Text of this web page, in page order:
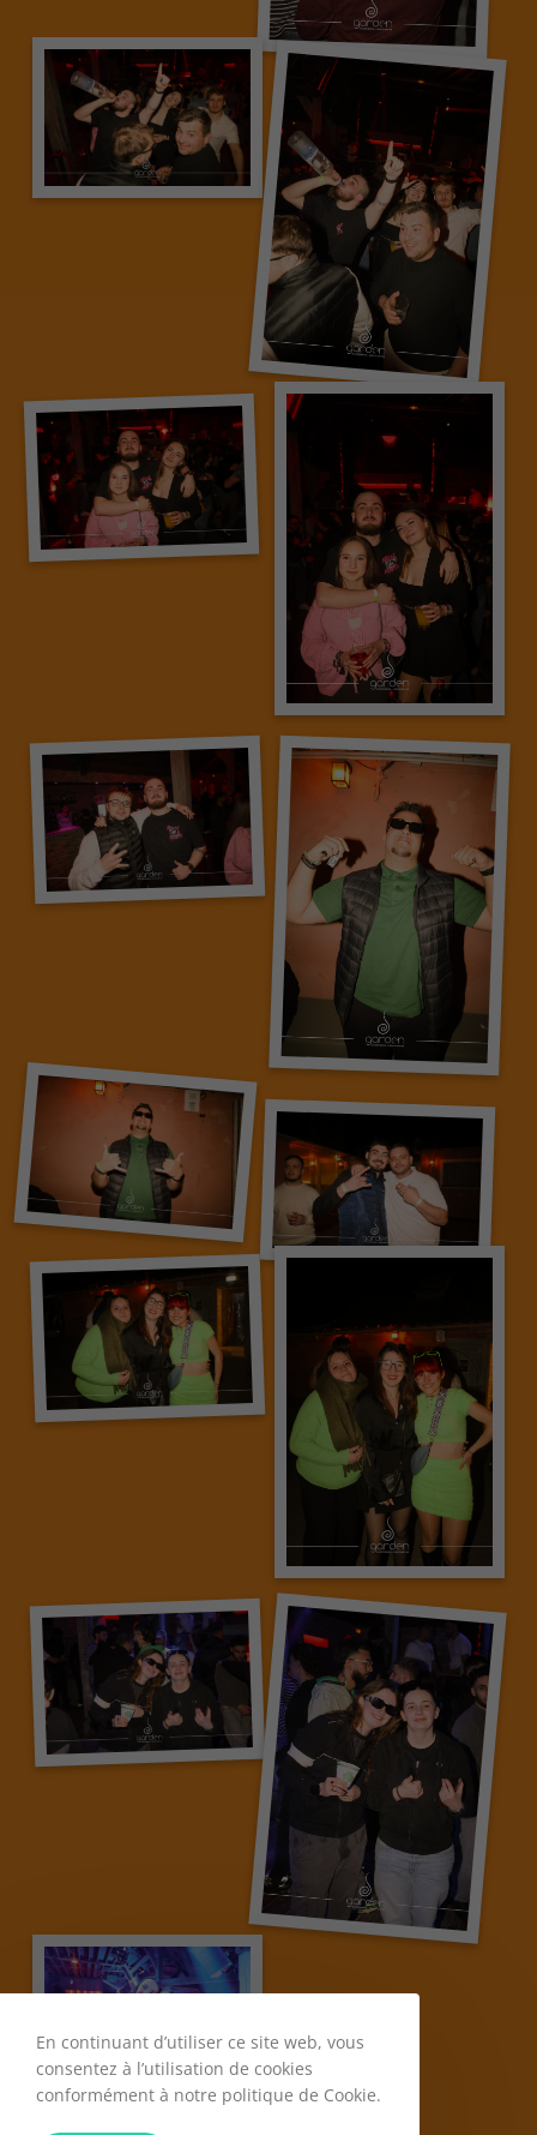
En continuant d’utiliser ce site web, vous
consentez à l’utilisation de cookies
conformément à notre politique de Cookie.